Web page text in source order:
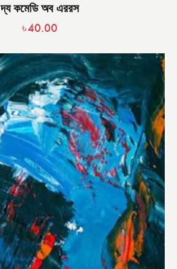
দ্য কমেডি অব এররস
৳40.00